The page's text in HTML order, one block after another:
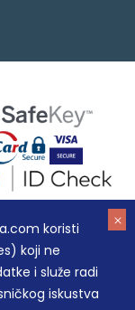
koristi
koji ne
i služe radi
iskustva
DOO BEOGRAD
20337524